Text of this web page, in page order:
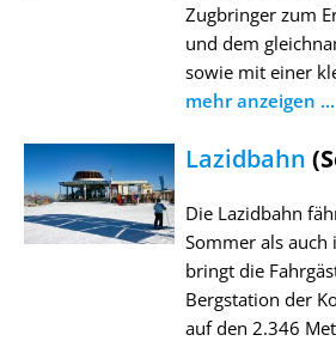
Zugbringer zum
und dem
sowie mit einer
mehr anzeigen ...
Lazidbahn
Die Lazidbahn
Sommer als
bringt die
Bergstation der
auf den 2.346